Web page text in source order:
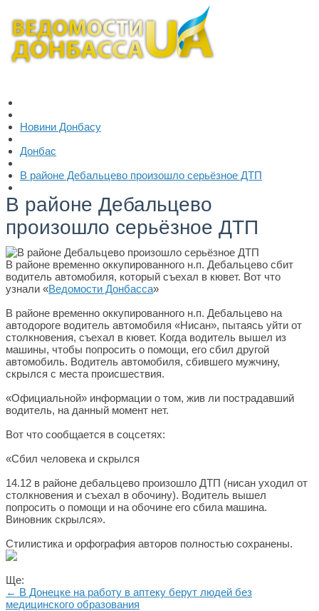
Новини Донбасу
Донбас
В районе Дебальцево произошло серьёзное ДТП
В районе Дебальцево
произошло серьёзное ДТП
В районе временно оккупированного н.п. Дебальцево сбит
водитель автомобиля, который съехал в кювет. Вот что
узнали «Ведомости Донбасса»
В районе временно оккупированного н.п. Дебальцево на
автодороге водитель автомобиля «Нисан», пытаясь уйти от
столкновения, съехал в кювет. Когда водитель вышел из
машины, чтобы попросить о помощи, его сбил другой
автомобиль. Водитель автомобиля, сбившего мужчину,
скрылся с места происшествия.
«Официальной» информации о том, жив ли пострадавший
водитель, на данный момент нет.
Вот что сообщается в соцсетях:
«Сбил человека и скрылся
14.12 в районе дебальцево произошло ДТП (нисан уходил от
столкновения и съехал в обочину). Водитель вышел
попросить о помощи и на обочине его сбила машина.
Виновник скрылся».
Стилистика и орфография авторов полностью сохранены.
Ще:
← В Донецке на работу в аптеку берут людей без
медицинского образования